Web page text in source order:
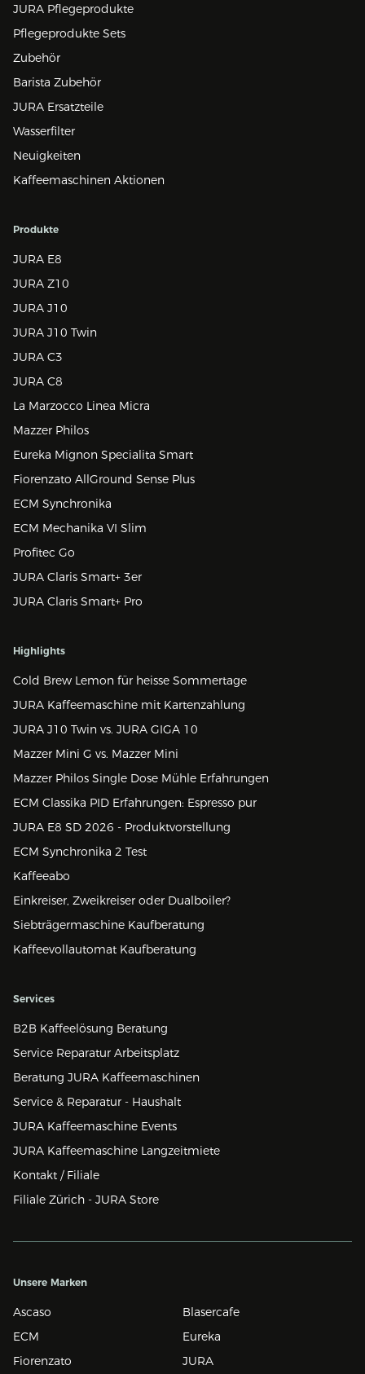
JURA Pflegeprodukte
Pflegeprodukte Sets
Zubehör
Barista Zubehör
JURA Ersatzteile
Wasserfilter
Neuigkeiten
Kaffeemaschinen Aktionen
Produkte
JURA E8
JURA Z10
JURA J10
JURA J10 Twin
JURA C3
JURA C8
La Marzocco Linea Micra
Mazzer Philos
Eureka Mignon Specialita Smart
Fiorenzato AllGround Sense Plus
ECM Synchronika
ECM Mechanika VI Slim
Profitec Go
JURA Claris Smart+ 3er
JURA Claris Smart+ Pro
Highlights
Cold Brew Lemon für heisse Sommertage
JURA Kaffeemaschine mit Kartenzahlung
JURA J10 Twin vs. JURA GIGA 10
Mazzer Mini G vs. Mazzer Mini
Mazzer Philos Single Dose Mühle Erfahrungen
ECM Classika PID Erfahrungen: Espresso pur
JURA E8 SD 2026 - Produktvorstellung
ECM Synchronika 2 Test
Kaffeeabo
Einkreiser, Zweikreiser oder Dualboiler?
Siebträgermaschine Kaufberatung
Kaffeevollautomat Kaufberatung
Services
B2B Kaffeelösung Beratung
Service Reparatur Arbeitsplatz
Beratung JURA Kaffeemaschinen
Service & Reparatur - Haushalt
JURA Kaffeemaschine Events
JURA Kaffeemaschine Langzeitmiete
Kontakt / Filiale
Filiale Zürich - JURA Store
Unsere Marken
Ascaso
Blasercafe
ECM
Eureka
Fiorenzato
JURA